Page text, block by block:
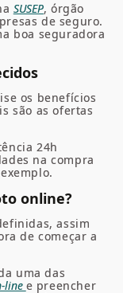
SUSEP, órgão
de seguro.
boa seguradora
os benefícios
são as ofertas
24h
na compra
online?
assim
de começar a
uma das
line e preencher